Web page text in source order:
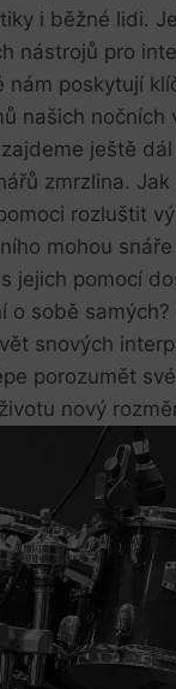
i běžné ‍lidi.
nástrojů pro
nám‌ poskytují
našich nočních
ještě
zmrzlina.
rozluštit
mohou
jejich pomocí
o ⁢sobě samých?
snových
porozumět
‍nový